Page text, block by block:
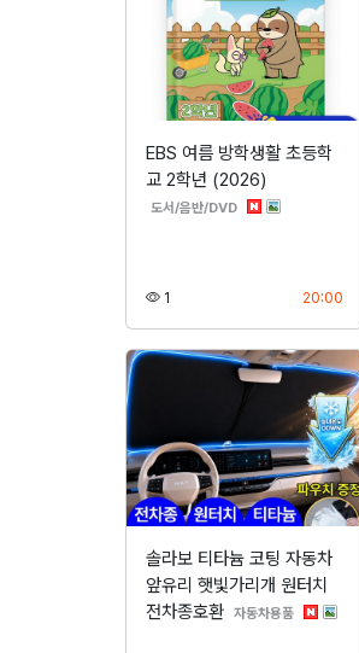
EBS 여름 방학생활 초등학
교 2학년 (2026)
도서/음반/DVD분류
1 20:00등록
솔라보 티타늄 코팅 자동차
앞유리 햇빛가리개 원터치
전차종호환 자동차용품분류